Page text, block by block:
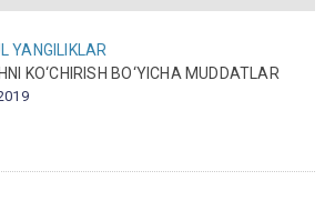
YANGILIKLAR
KO‘CHIRISH BO‘YICHA MUDDATLAR